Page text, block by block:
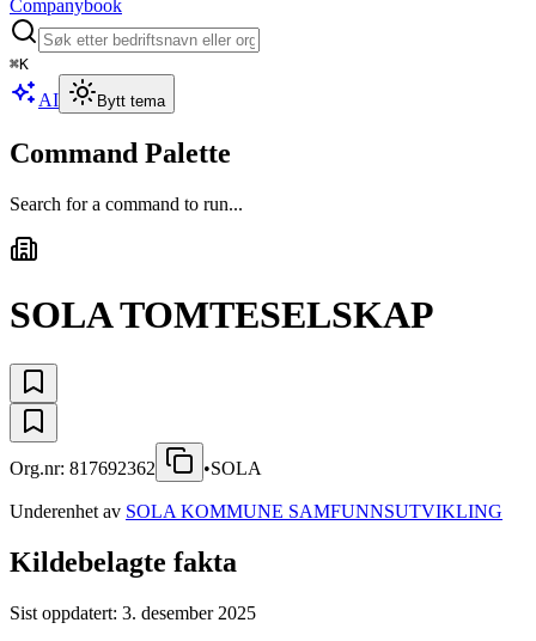
Companybook
⌘K
AI Bytt tema
Command Palette
Search for a command to run...
SOLA TOMTESELSKAP
Org.nr: 817692362 •SOLA
Underenhet av SOLA KOMMUNE SAMFUNNSUTVIKLING
Kildebelagte fakta
Sist oppdatert: 3. desember 2025